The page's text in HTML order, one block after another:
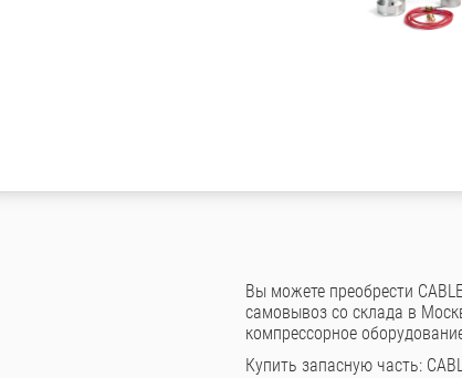
Вы можете преобрести
самовывоз со склада в
компрессорное
Купить запасную часть: